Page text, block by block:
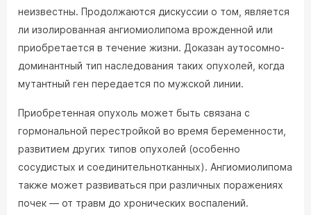
неизвестны. Продолжаются дискуссии о том, является
ли изолированная ангиомиолипома врожденной или
приобретается в течение жизни. Доказан аутосомно-
доминантный тип наследования таких опухолей, когда
мутантный ген передается по мужской линии.
Приобретенная опухоль может быть связана с
гормональной перестройкой во время беременности,
развитием других типов опухолей (особенно
сосудистых и соединительнотканных). Ангиомиолипома
также может развиваться при различных поражениях
почек — от травм до хронических воспалений.